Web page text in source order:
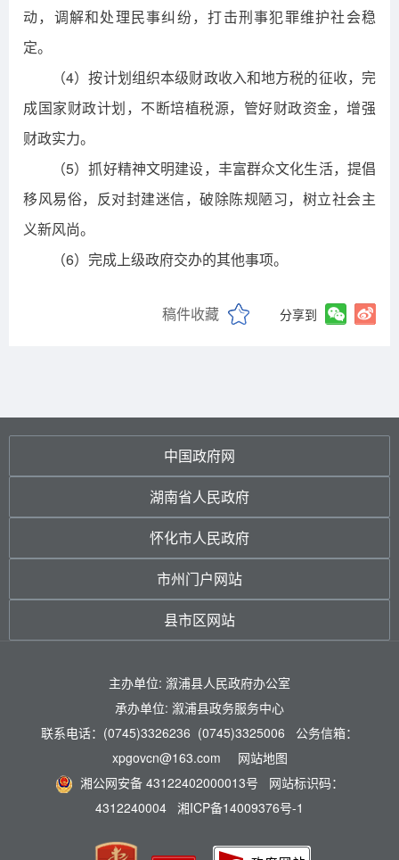
动，调解和处理民事纠纷，打击刑事犯罪维护社会稳
定。
（4）按计划组织本级财政收入和地方税的征收，完
成国家财政计划，不断培植税源，管好财政资金，增强
财政实力。
（5）抓好精神文明建设，丰富群众文化生活，提倡
移风易俗，反对封建迷信，破除陈规陋习，树立社会主
义新风尚。
（6）完成上级政府交办的其他事项。
稿件收藏 分享到
中国政府网
湖南省人民政府
怀化市人民政府
市州门户网站
县市区网站
主办单位: 溆浦县人民政府办公室
承办单位: 溆浦县政务服务中心
联系电话：(0745)3326236 (0745)3325006 公务信箱：
xpgovcn@163.com
网站地图
湘公网安备 43122402000013号 网站标识码：
4312240004 湘ICP备14009376号-1